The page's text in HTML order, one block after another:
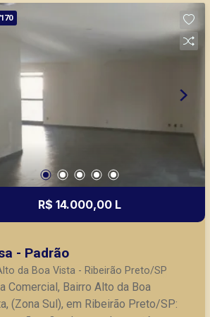
de imóveis prontos, usados ou
nos principais lançamentos da
R$ 14.000,00 L
- Padrão
da Boa Vista - Ribeirão Preto/SP
Comercial, Bairro Alto da Boa
(Zona Sul), em Ribeirão Preto/SP: